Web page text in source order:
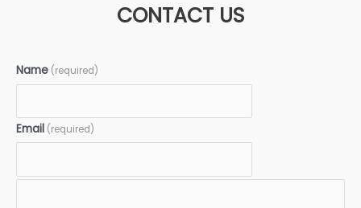
CONTACT US
Name (required)
Email (required)